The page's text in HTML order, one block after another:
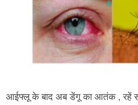
आईफ्लू के बाद अब डेंगू का आतंक , रहें